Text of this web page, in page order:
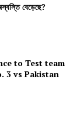
বেড়েছে?
to Test team
3 vs Pakistan